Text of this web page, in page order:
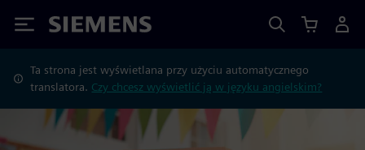
Siemens
Ta strona jest wyświetlana przy użyciu automatycznego
translatora. Czy chcesz wyświetlić ją w języku angielskim?